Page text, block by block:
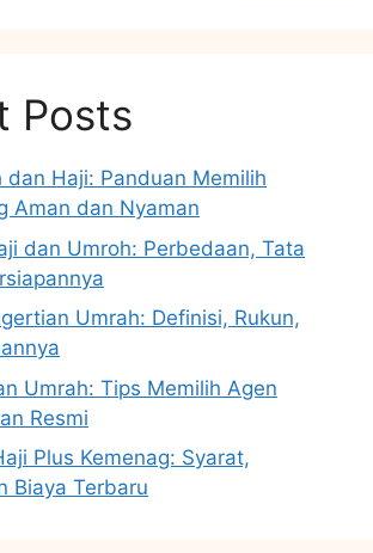
Posts
dan Haji: Panduan Memilih
Aman dan Nyaman
dan Umroh: Perbedaan, Tata
Umrah: Definisi, Rukun,
Umrah: Tips Memilih Agen
Resmi
Plus Kemenag: Syarat,
Biaya Terbaru